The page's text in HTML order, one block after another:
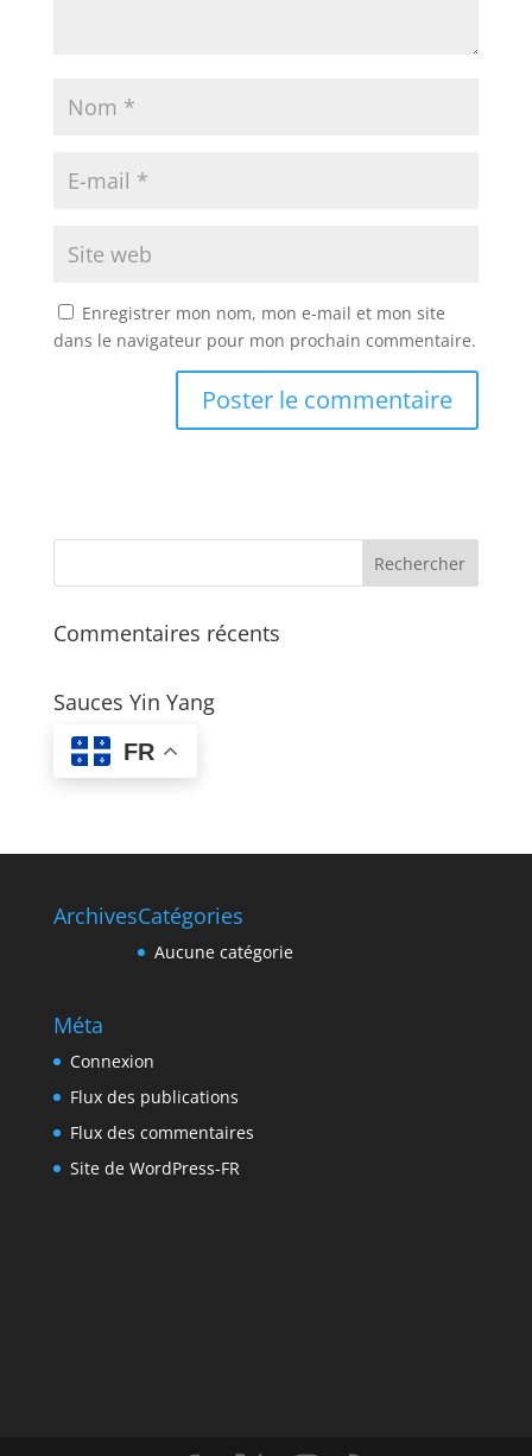
Enregistrer mon nom, mon e-mail et mon site
dans le navigateur pour mon prochain commentaire.
Commentaires récents
Sauces Yin Yang
FR
ArchivesCatégories
Aucune catégorie
Méta
Connexion
Flux des publications
Flux des commentaires
Site de WordPress-FR